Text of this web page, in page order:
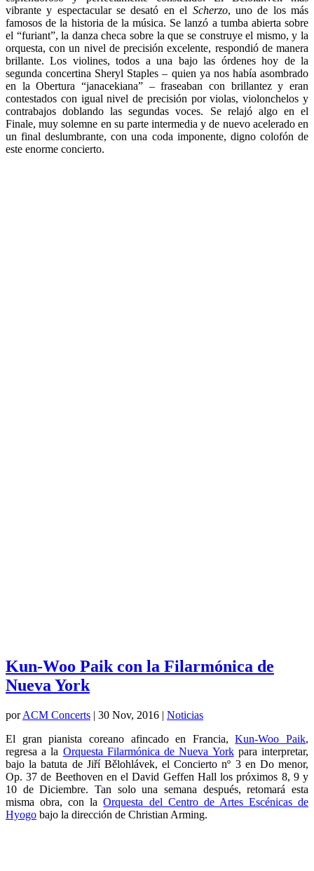
vibrante y espectacular se desató en el Scherzo, uno de los más
famosos de la historia de la música. Se lanzó a tumba abierta sobre
el “furiant”, la danza checa sobre la que se construye el mismo, y la
orquesta, con un nivel de precisión excelente, respondió de manera
brillante. Los violines, todos a una bajo las órdenes hoy de la
segunda concertina Sheryl Staples – quien ya nos había asombrado
en la Obertura “janacekiana” – fraseaban con brillantez y eran
contestados con igual nivel de precisión por violas, violonchelos y
contrabajos doblando las segundas voces. Se relajó algo en el
Finale, muy solemne en su parte intermedia y de nuevo acelerado en
un final deslumbrante, con una coda imponente, digno colofón de
este enorme concierto.
Kun-Woo Paik con la Filarmónica de
Nueva York
porACM Concerts | 30 Nov, 2016 | Noticias
El gran pianista coreano afincado en Francia,Kun-Woo Paik,
regresa a la Orquesta Filarmónica de Nueva Yorkpara interpretar,
bajo la batuta de Jiří Bělohlávek, el Concierto nº 3 en Do menor,
Op. 37 de Beethoven en el David Geffen Hall los próximos 8, 9 y
10 de Diciembre. Tan solo una semana después, retomará esta
misma obra, con laOrquesta del Centro de Artes Escénicas de
Hyogo bajo la dirección de Christian Arming.